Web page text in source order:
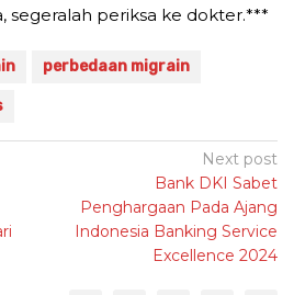
segeralah periksa ke dokter.***
perbedaan migrain
Next post
Bank DKI Sabet
Penghargaan Pada Ajang
Indonesia Banking Service
Excellence 2024